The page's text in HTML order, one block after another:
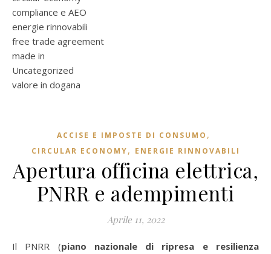
compliance e AEO
energie rinnovabili
free trade agreement
made in
Uncategorized
valore in dogana
ACCISE E IMPOSTE DI CONSUMO ,
CIRCULAR ECONOMY, ENERGIE RINNOVABILI
Apertura officina elettrica,
PNRR e adempimenti
Aprile 11, 2022
Il PNRR (piano nazionale di ripresa e resilienza